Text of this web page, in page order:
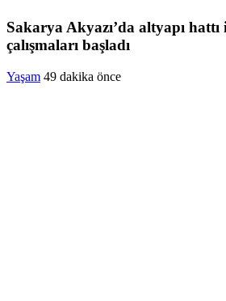
Sakarya Akyazı’da altyapı hattı
çalışmaları başladı
Yaşam 49 dakika önce